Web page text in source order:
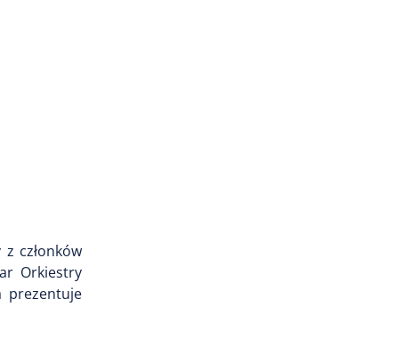
członków
Orkiestry
prezentuje